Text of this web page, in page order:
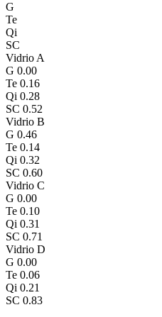
G
Te
Qi
SC
Vidrio A
G 0.00
Te 0.16
Qi 0.28
SC 0.52
Vidrio B
G 0.46
Te 0.14
Qi 0.32
SC 0.60
Vidrio C
G 0.00
Te 0.10
Qi 0.31
SC 0.71
Vidrio D
G 0.00
Te 0.06
Qi 0.21
SC 0.83